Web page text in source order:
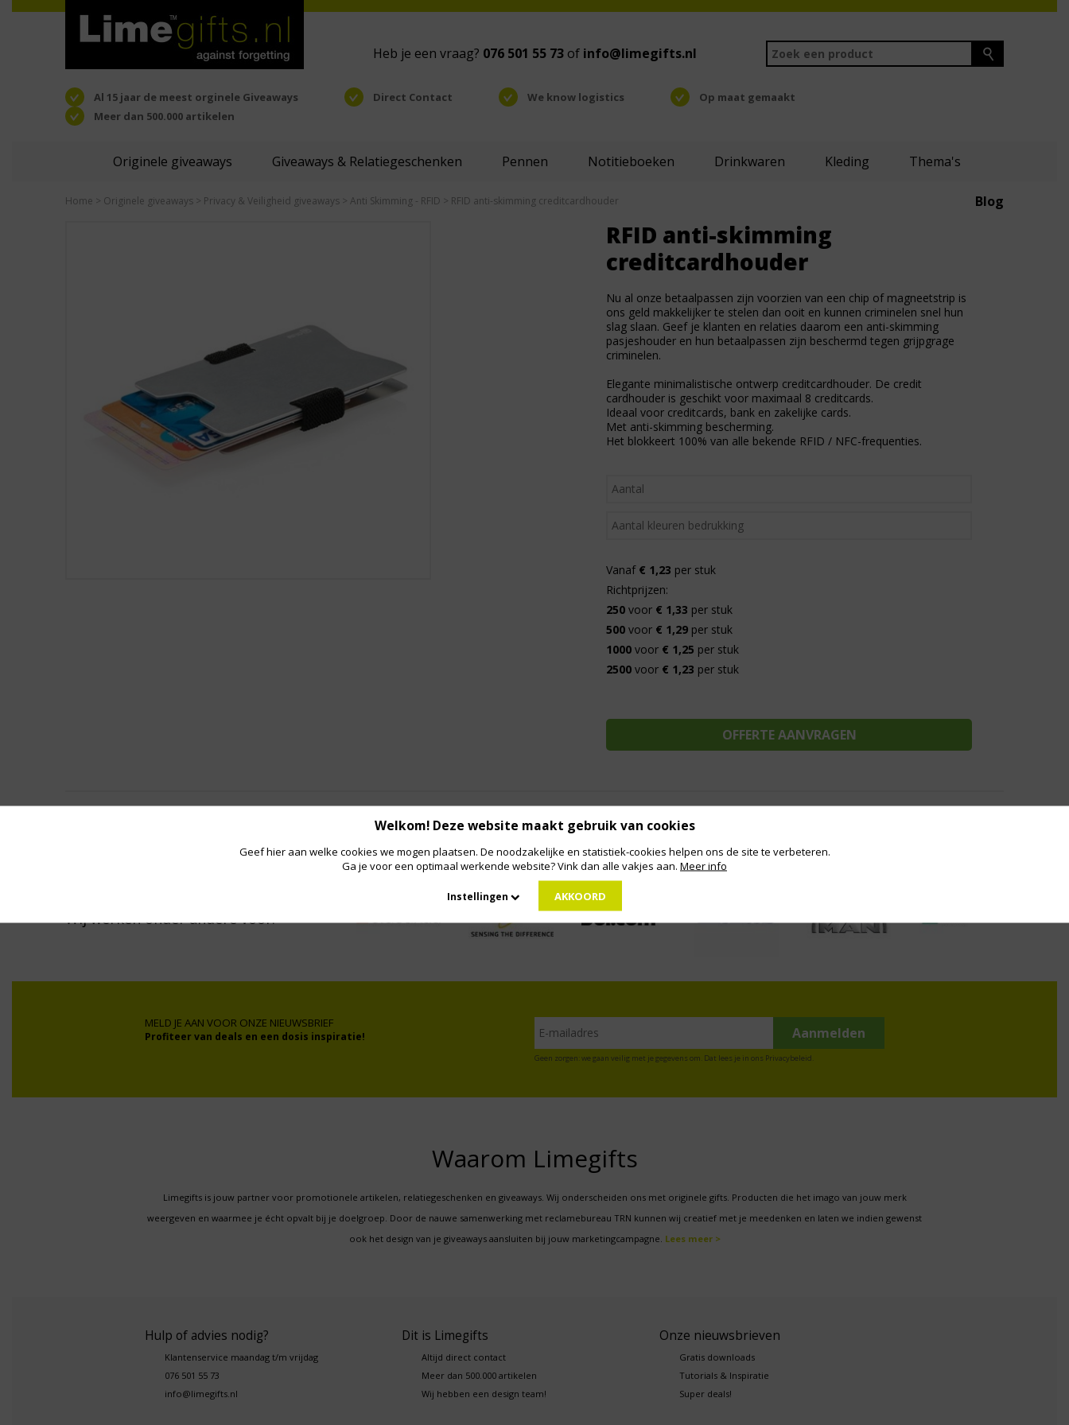
Heb je een vraag? 076 501 55 73of info@limegifts.nl
Al 15 jaar de meest orginele Giveaways Direct Contact We know logistics
Op maat gemaakt
Meer dan 500.000 artikelen
Originele giveaways Giveaways & Relatiegeschenken Pennen Notitieboeken Drinkwaren Kleding Thema's
Blog
Home > Originele giveaways > Privacy & Veiligheid giveaways > Anti Skimming - RFID > RFID anti-skimming creditcardhouder
RFID anti-skimming
creditcardhouder
Nu al onze betaalpassen zijn voorzien van een chip of magneetstrip is
ons geld makkelijker te stelen dan ooit en kunnen criminelen snel hun
slag slaan. Geef je klanten en relaties daarom een anti-skimming
pasjeshouder en hun betaalpassen zijn beschermd tegen grijpgrage
criminelen.
Elegante minimalistische ontwerp creditcardhouder. De credit
cardhouder is geschikt voor maximaal 8 creditcards.
Ideaal voor creditcards, bank en zakelijke cards.
Met anti-skimming bescherming.
Het blokkeert 100% van alle bekende RFID / NFC-frequenties.
Vanaf € 1,23 per stuk
Richtprijzen:
250 voor € 1,33 per stuk
500 voor € 1,29 per stuk
1000 voor € 1,25 per stuk
2500 voor € 1,23 per stuk
Wij werken onder andere voor:
MELD JE AAN VOOR ONZE NIEUWSBRIEF
Profiteer van deals en een dosis inspiratie!
Geen zorgen: we gaan veilig met je gegevens om. Dat lees je in ons Privacybeleid
Waarom Limegifts
Limegifts is jouw partner voor promotionele artikelen, relatiegeschenken en giveaways. Wij onderscheiden ons met originele gifts. Producten die het imago van jouw merk
weergeven en waarmee je écht opvalt bij je doelgroep. Door de nauwe samenwerking met reclamebureau TRN kunnen wij creatief met je meedenken en laten we indien gewenst
ook het design van je giveaways aansluiten bij jouw marketingcampagne. Lees meer >
Hulp of advies nodig?
Klantenservice maandag t/m vrijdag
076 501 55 73
info@limegifts.nl
Dit is Limegifts
Altijd direct contact
Meer dan 500.000 artikelen
Wij hebben een design team!
Onze nieuwsbrieven
Gratis downloads
Tutorials & Inspiratie
Super deals!
Welkom! Deze website maakt gebruik van cookies
Geef hier aan welke cookies we mogen plaatsen. De noodzakelijke en statistiek-cookies helpen ons de site te verbeteren.
Ga je voor een optimaal werkende website? Vink dan alle vakjes aan. Meer info
Instellingen AKKOORD